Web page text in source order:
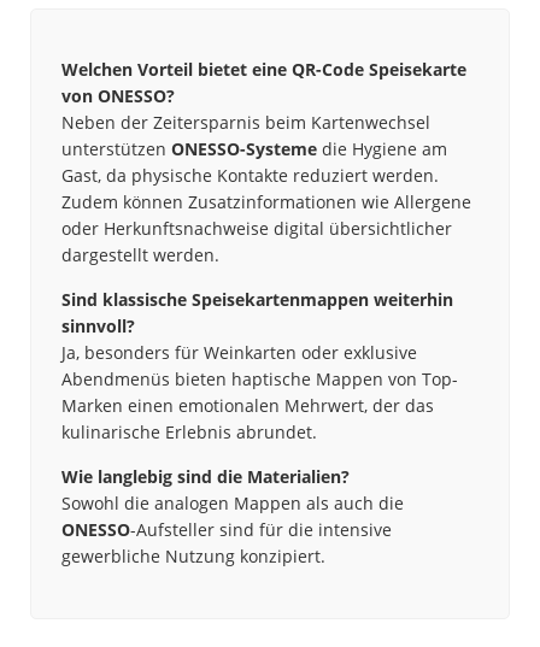
Welchen Vorteil bietet eine QR-Code Speisekarte
von ONESSO?
Neben der Zeitersparnis beim Kartenwechsel
unterstützen ONESSO-Systeme die Hygiene am
Gast, da physische Kontakte reduziert werden.
Zudem können Zusatzinformationen wie Allergene
oder Herkunftsnachweise digital übersichtlicher
dargestellt werden.
Sind klassische Speisekartenmappen weiterhin
sinnvoll?
Ja, besonders für Weinkarten oder exklusive
Abendmenüs bieten haptische Mappen von Top-
Marken einen emotionalen Mehrwert, der das
kulinarische Erlebnis abrundet.
Wie langlebig sind die Materialien?
Sowohl die analogen Mappen als auch die
ONESSO-Aufsteller sind für die intensive
gewerbliche Nutzung konzipiert.